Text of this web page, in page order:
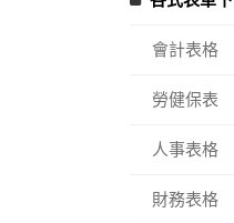
會計表格
勞健保表
人事表格
財務表格